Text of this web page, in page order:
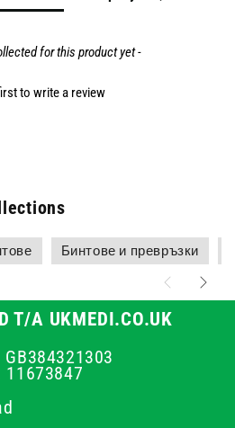
for this product yet -
to write a review
Бинтове и превръзки
T/A UKMEDI.CO.UK